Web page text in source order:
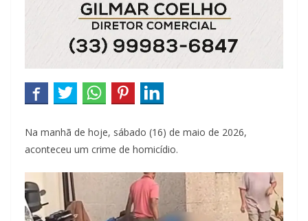
Na manhã de hoje, sábado (16) de maio de 2026,
aconteceu um crime de homicídio.